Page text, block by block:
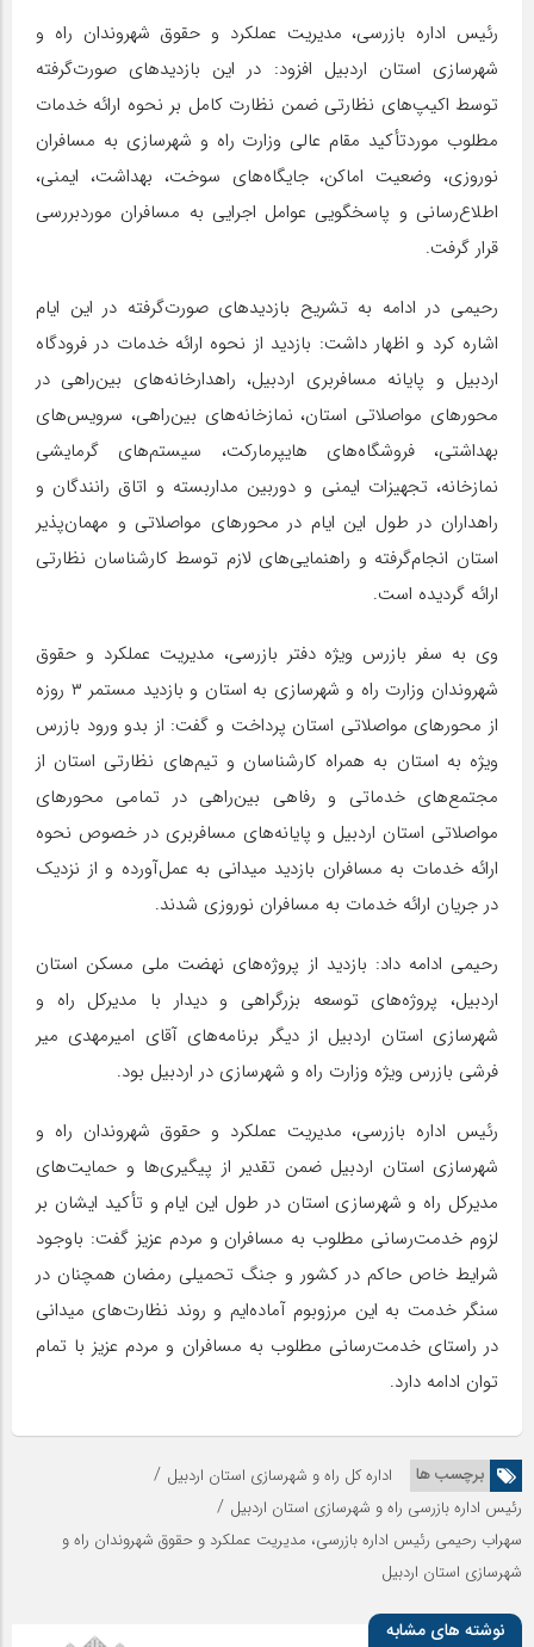
رئیس اداره بازرسی، مدیریت عملکرد و حقوق شهروندان راه و
شهرسازی استان اردبیل افزود: در این بازدیدهای صورت‌گرفته
توسط اکیپ‌های نظارتی ضمن نظارت کامل بر نحوه ارائه خدمات
مطلوب موردتأکید مقام عالی وزارت راه و شهرسازی به مسافران
نوروزی، وضعیت اماکن، جایگاه‌های سوخت، بهداشت، ایمنی،
اطلاع‌رسانی و پاسخگویی عوامل اجرایی به مسافران موردبررسی
قرار گرفت.
رحیمی در ادامه به تشریح بازدیدهای صورت‌گرفته در این ایام
اشاره کرد و اظهار داشت: بازدید از نحوه ارائه خدمات در فرودگاه
اردبیل و پایانه مسافربری اردبیل، راهدارخانه‌های بین‌راهی در
محورهای مواصلاتی استان، نمازخانه‌های بین‌راهی، سرویس‌های
بهداشتی، فروشگاه‌های هایپرمارکت، سیستم‌های گرمایشی
نمازخانه، تجهیزات ایمنی و دوربین مداربسته و اتاق رانندگان و
راهداران در طول این ایام در محورهای مواصلاتی و مهمان‌پذیر
استان انجام‌گرفته و راهنمایی‌های لازم توسط کارشناسان نظارتی
ارائه گردیده است.
وی به سفر بازرس ویژه دفتر بازرسی، مدیریت عملکرد و حقوق
شهروندان وزارت راه و شهرسازی به استان و بازدید مستمر ۳ روزه
از محورهای مواصلاتی استان پرداخت و گفت: از بدو ورود بازرس
ویژه به استان به همراه کارشناسان و تیم‌های نظارتی استان از
مجتمع‌های خدماتی و رفاهی بین‌راهی در تمامی محورهای
مواصلاتی استان اردبیل و پایانه‌های مسافربری در خصوص نحوه
ارائه خدمات به مسافران بازدید میدانی به عمل‌آورده و از نزدیک
در جریان ارائه خدمات به مسافران نوروزی شدند.
رحیمی ادامه داد: بازدید از پروژه‌های نهضت ملی مسکن استان
اردبیل، پروژه‌های توسعه بزرگراهی و دیدار با مدیرکل راه و
شهرسازی استان اردبیل از دیگر برنامه‌های آقای امیرمهدی میر
فرشی بازرس ویژه وزارت راه و شهرسازی در اردبیل بود.
رئیس اداره بازرسی، مدیریت عملکرد و حقوق شهروندان راه و
شهرسازی استان اردبیل ضمن تقدیر از پیگیری‌ها و حمایت‌های
مدیرکل راه و شهرسازی استان در طول این ایام و تأکید ایشان بر
لزوم خدمت‌رسانی مطلوب به مسافران و مردم عزیز گفت: باوجود
شرایط خاص حاکم در کشور و جنگ تحمیلی رمضان همچنان در
سنگر خدمت به این مرزوبوم آماده‌ایم و روند نظارت‌های میدانی
در راستای خدمت‌رسانی مطلوب به مسافران و مردم عزیز با تمام
توان ادامه دارد.
برچسب ها اداره کل راه و شهرسازی استان اردبیل /
رئیس اداره بازرسی راه و شهرسازی استان اردبیل /
سهراب رحیمی رئیس اداره بازرسی، مدیریت عملکرد و حقوق شهروندان راه و
شهرسازی استان اردبیل
نوشته های مشابه